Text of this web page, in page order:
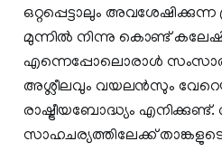
ഒറ്റപ്പെട്ടാലും
മുന്നില്‍ നിന്നു കൊണ്ട്
എന്നെപ്പോലൊരാള്‍
അശ്ലീലവും വയലന്‍സും
രാഷ്ട്രീയബോദ്ധ്യം
സാഹചര്യത്തിലേക്ക്